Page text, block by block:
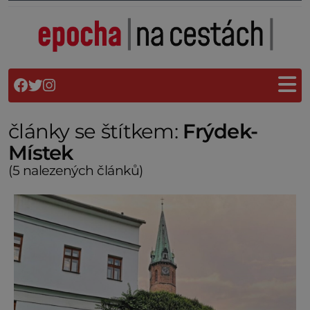
články se štítkem: Frýdek-
Místek
(5 nalezených článků)